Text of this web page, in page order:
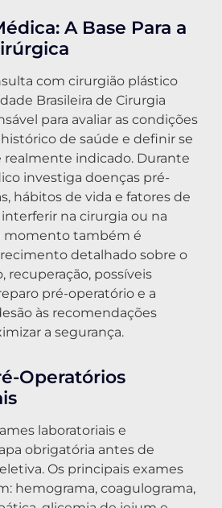
A Base Para a
com cirurgião plástico
Brasileira de Cirurgia
para avaliar as condições
de saúde e definir se
indicado. Durante
investiga doenças pré-
hábitos de vida e fatores de
na cirurgia ou na
momento também é
detalhado sobre o
recuperação, possíveis
pré-operatório e a
às recomendações
a segurança.
Operatórios
laboratoriais e
obrigatória antes de
Os principais exames
hemograma, coagulograma,